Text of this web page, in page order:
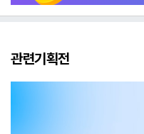
관련기획전